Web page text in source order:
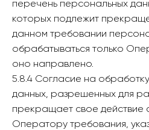
перечень персональных
которых подлежит
данном требовании
обрабатываться только
оно направлено.
5.8.4 Согласие на
данных, разрешенных для
прекращает свое действие
Оператору требования,